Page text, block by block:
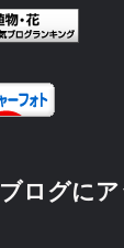
ブログに